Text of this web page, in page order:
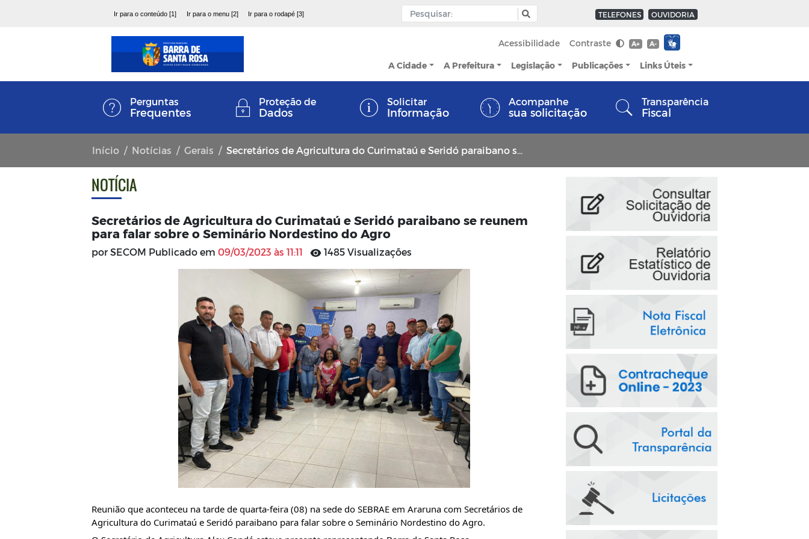
Ir para o conteúdo [1] Ir para o menu [2] Ir para o rodapé [3] TELEFONES OUVIDORIA
Acessibilidade Contraste A+ A-
A Cidade A Prefeitura Legislação Publicações Links Úteis
Perguntas
Frequentes
Proteção de
Dados
Solicitar
Informação
Acompanhe
sua solicitação
Transparência
Fiscal
Início Notícias Gerais Secretários de Agricultura do Curimataú e Seridó paraibano se reunem para falar sobre o Seminário Nordestino do Agro
NOTÍCIA
Secretários de Agricultura do Curimataú e Seridó paraibano se reunem
para falar sobre o Seminário Nordestino do Agro
por SECOM Publicado em 09/03/2023 às 11:11 1485 Visualizações
Reunião que aconteceu na tarde de quarta-feira (08) na sede do SEBRAE em Araruna com Secretários de
Agricultura do Curimataú e Seridó paraibano para falar sobre o Seminário Nordestino do Agro.